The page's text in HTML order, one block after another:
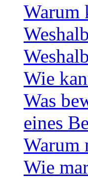
Warum
Wie
Was
eines
Warum
Wie